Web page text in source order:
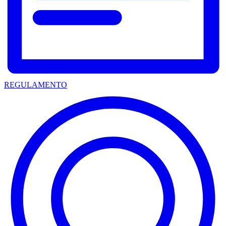
REGULAMENTO